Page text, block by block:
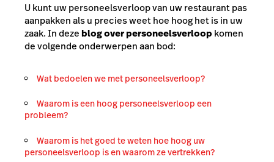
U kunt uw personeelsverloop van uw restaurant pas
aanpakken als u precies weet hoe hoog het is in uw
zaak. In dezeblog over personeelsverloop komen
de volgende onderwerpen aan bod:
Wat bedoelen we met personeelsverloop?
Waarom is een hoog personeelsverloop een
probleem?
Waarom is het goed te weten hoe hoog uw
personeelsverloop is en waarom ze vertrekken?